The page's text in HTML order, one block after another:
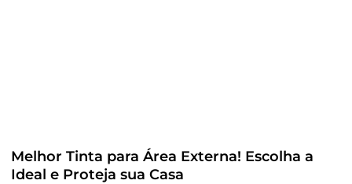
Melhor Tinta para Área Externa! Escolha a
Ideal e Proteja sua Casa